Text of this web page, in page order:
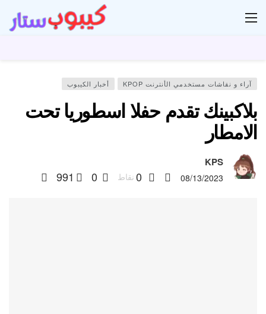
آراء و نقاشات مستخدمي الأنترنت KPOP أخبار الكيبوب
بلاكبينك تقدم حفلا اسطوريا تحت
الامطار
KPS
08/13/2023
0 نقاط 0
991